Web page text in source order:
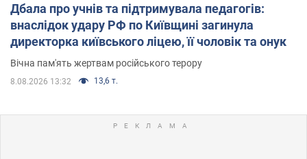
Дбала про учнів та підтримувала педагогів:
внаслідок удару РФ по Київщині загинула
директорка київського ліцею, її чоловік та онук
Вічна пам'ять жертвам російського терору
8.08.2026 13:32 13,6 т.